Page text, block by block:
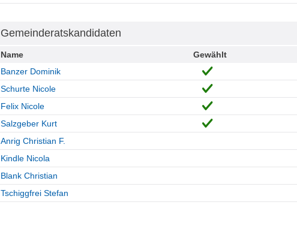
Gemeinderatskandidaten
Name Gewählt
Banzer Dominik
Schurte Nicole
Felix Nicole
Salzgeber Kurt
Anrig Christian F.
Kindle Nicola
Blank Christian
Tschiggfrei Stefan